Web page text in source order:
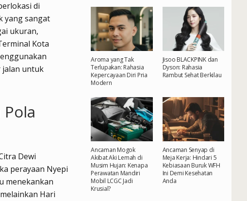
di
yang sangat
ukuran,
Kota
jalan untuk
Dewi
perayaan Nyepi
menekankan
Hari
Aroma yang Tak
Terlupakan: Rahasia
Kepercayaan Diri Pria
Modern
Jisoo BLACKPINK dan
Dyson: Rahasia
Rambut Sehat Berkilau
Ancaman Mogok
Akibat Aki Lemah di
Musim Hujan: Kenapa
Perawatan Mandiri
Mobil LCGC Jadi
Krusial?
Ancaman Senyap di
Meja Kerja: Hindari 5
Kebiasaan Buruk WFH
Ini Demi Kesehatan
Anda